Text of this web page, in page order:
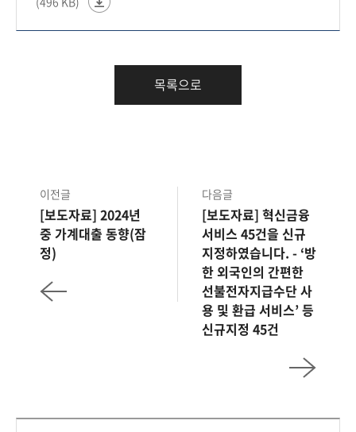
목록으로
이전글
[보도자료] 2024년
중 가계대출 동향(잠
정)
다음글
[보도자료] 혁신금융
서비스 45건을 신규
지정하였습니다. - ‘방
한 외국인의 간편한
선불전자지급수단 사
용 및 환급 서비스’ 등
신규지정 45건